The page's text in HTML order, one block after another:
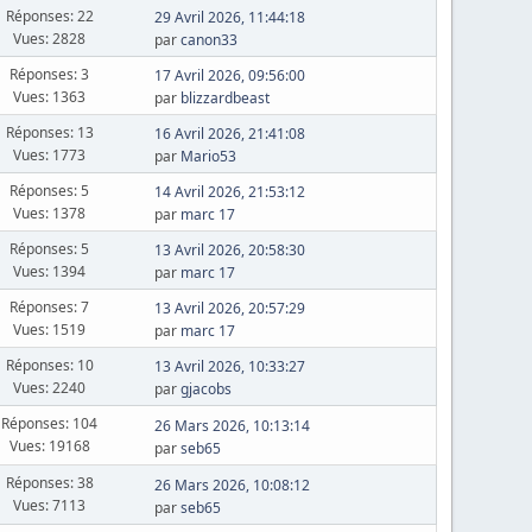
Réponses: 22
Vues: 2828
29 Avril 2026, 11:44:18
parcanon33
Réponses: 3
Vues: 1363
17 Avril 2026, 09:56:00
par blizzardbeast
Réponses: 13
Vues: 1773
16 Avril 2026, 21:41:08
par Mario53
Réponses: 5
Vues: 1378
14 Avril 2026, 21:53:12
par marc 17
Réponses: 5
Vues: 1394
13 Avril 2026, 20:58:30
par marc 17
Réponses: 7
Vues: 1519
13 Avril 2026, 20:57:29
par marc 17
Réponses: 10
Vues: 2240
13 Avril 2026, 10:33:27
pargjacobs
Réponses: 104
Vues: 19168
26 Mars 2026, 10:13:14
parseb65
Réponses: 38
Vues: 7113
26 Mars 2026, 10:08:12
parseb65